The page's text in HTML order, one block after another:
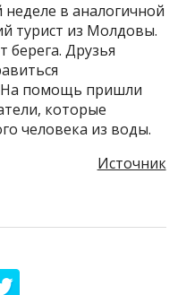
в аналогичной
турист из Молдовы.
берега. Друзья
На помощь пришли
которые
человека из воды.
Источник